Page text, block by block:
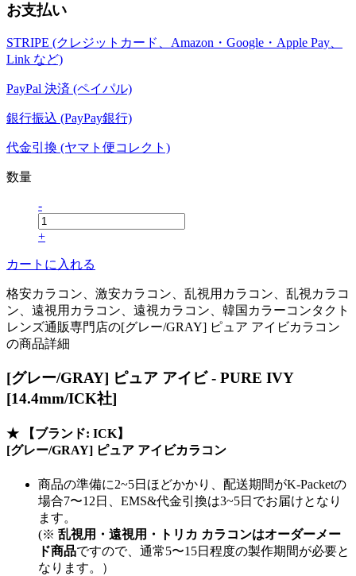
お支払い
STRIPE (クレジットカード、Amazon・Google・Apple Pay、
Link など)
PayPal 決済 (ペイパル)
銀行振込 (PayPay銀行)
代金引換 (ヤマト便コレクト)
数量
-
+
カートに入れる
格安カラコン、激安カラコン、乱視用カラコン、乱視カラコ
ン、遠視用カラコン、遠視カラコン、韓国カラーコンタクト
レンズ通販専門店の[グレー/GRAY] ピュア アイビカラコン
の商品詳細
[グレー/GRAY] ピュア アイビ - PURE IVY
[14.4mm/ICK社]
★
【ブランド: ICK】
[グレー/GRAY] ピュア アイビカラコン
商品の準備に2~5日ほどかかり、配送期間がK-Packetの
場合7〜12日、EMS&代金引換は3~5日でお届けとなり
ます。
(※ 乱視用・遠視用・トリカ カラコンはオーダーメー
ド商品ですので、 通常5〜15日程度の製作期間が必要と
なります。）